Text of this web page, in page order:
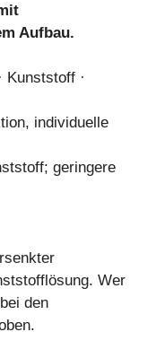
Aufbau.
Kunststoff ·
individuelle
geringere
Wer
den